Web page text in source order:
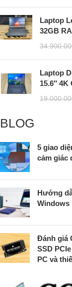
Laptop
32GB
Laptop
15.6″
BLOG
5 giao
cảm giác
Hướng
Windows
Đánh giá
SSD
PC và